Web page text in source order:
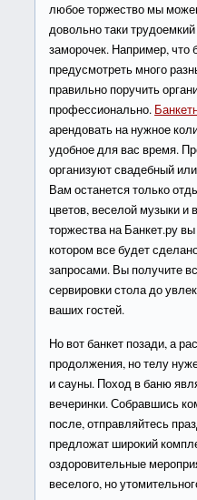
любое торжество мы
довольно таки
заморочек. Например, что
предусмотреть много
правильно поручить
профессионально.
арендовать на нужное
удобное для вас время.
организуют свадебный
Вам останется только
цветов, веселой музыки и
торжества на Банкет.ру
котором все будет
запросами. Вы получите
сервировки стола до
ваших гостей.
Но вот банкет позади, а
продолжения, но телу
и сауны. Поход в баню
вечеринки. Собравшись
после, отправляйтесь
предложат широкий
оздоровительные
веселого, но